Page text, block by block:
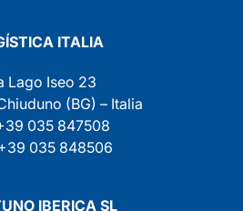
ITALIA
Lago Iseo 23
(BG) – Italia
035 847508
035 848506
IBERICA SL